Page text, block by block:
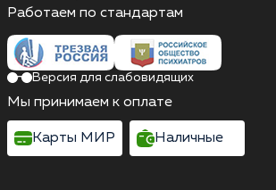
Работаем по стандартам
Версия для слабовидящих
Мы принимаем к оплате
Карты МИР Наличные